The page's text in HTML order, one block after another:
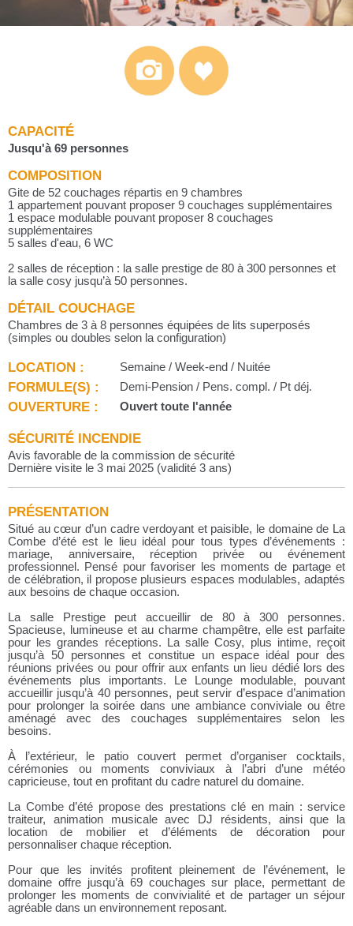
CAPACITÉ
Jusqu'à 69 personnes
COMPOSITION
Gite de 52 couchages répartis en 9 chambres
1 appartement pouvant proposer 9 couchages supplémentaires
1 espace modulable pouvant proposer 8 couchages
supplémentaires
5 salles d'eau, 6 WC
2 salles de réception : la salle prestige de 80 à 300 personnes et
la salle cosy jusqu’à 50 personnes.
DÉTAIL COUCHAGE
Chambres de 3 à 8 personnes équipées de lits superposés
(simples ou doubles selon la configuration)
LOCATION : Semaine / Week-end / Nuitée
FORMULE(S) : Demi-Pension / Pens. compl. / Pt déj.
OUVERTURE : Ouvert toute l'année
SÉCURITÉ INCENDIE
Avis favorable de la commission de sécurité
Dernière visite le 3 mai 2025 (validité 3 ans)
PRÉSENTATION
Situé au cœur d’un cadre verdoyant et paisible, le domaine de La
Combe d’été est le lieu idéal pour tous types d’événements :
mariage, anniversaire, réception privée ou événement
professionnel. Pensé pour favoriser les moments de partage et
de célébration, il propose plusieurs espaces modulables, adaptés
aux besoins de chaque occasion.
La salle Prestige peut accueillir de 80 à 300 personnes.
Spacieuse, lumineuse et au charme champêtre, elle est parfaite
pour les grandes réceptions. La salle Cosy, plus intime, reçoit
jusqu’à 50 personnes et constitue un espace idéal pour des
réunions privées ou pour offrir aux enfants un lieu dédié lors des
événements plus importants. Le Lounge modulable, pouvant
accueillir jusqu’à 40 personnes, peut servir d’espace d’animation
pour prolonger la soirée dans une ambiance conviviale ou être
aménagé avec des couchages supplémentaires selon les
besoins.
À l’extérieur, le patio couvert permet d’organiser cocktails,
cérémonies ou moments conviviaux à l’abri d’une météo
capricieuse, tout en profitant du cadre naturel du domaine.
La Combe d’été propose des prestations clé en main : service
traiteur, animation musicale avec DJ résidents, ainsi que la
location de mobilier et d’éléments de décoration pour
personnaliser chaque réception.
Pour que les invités profitent pleinement de l’événement, le
domaine offre jusqu’à 69 couchages sur place, permettant de
prolonger les moments de convivialité et de partager un séjour
agréable dans un environnement reposant.